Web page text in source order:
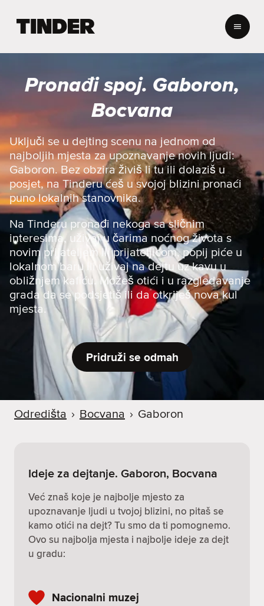
e
r
a
l
o
v
n
i
c
a
Pronađi spoj. Gaboron,
Bocvana
Uključi se u dejting scenu na jednom od
najboljih mjesta za upoznavanje novih ljudi:
Gaboron. Bez obzira živiš li tu ili dolaziš u
posjet, na Tinderu ćeš u svojoj blizini pronaći
puno lokalnih stanovnika.
Na Tinderu pronađi nekoga sa sličnim
interesima, uživaj u čarima noćnog života s
novim prijateljem ili prijateljicom, popij piće u
lokalnom baru ili uživaj na dejtu uz kavu u
obližnjem kafiću. Možeš otići i u razgledavanje
grada da se podsjetiš ili da otkriješ nova kul
mjesta.
Pridruži se odmah
Odredišta › Bocvana › Gaboron
Ideje za dejtanje. Gaboron, Bocvana
Već znaš koje je najbolje mjesto za
upoznavanje ljudi u tvojoj blizini, no pitaš se
kamo otići na dejt? Tu smo da ti pomognemo.
Ovo su najbolja mjesta i najbolje ideje za dejt
u gradu:
Nacionalni muzej